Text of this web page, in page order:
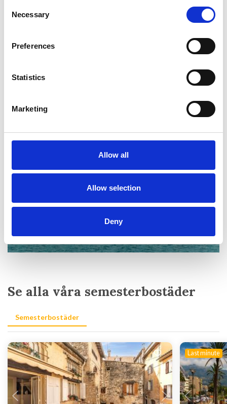
Selection
Necessary
Preferences
Statistics
Marketing
Allow all
Allow selection
Deny
Se alla våra semesterbostäder
Semesterbostäder
Laddar...
Last minute